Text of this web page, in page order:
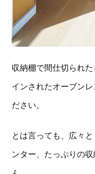
収納棚で間仕切られ
インされたオーブン
ださい。
とは言っても、広々
ンター、たっぷりの